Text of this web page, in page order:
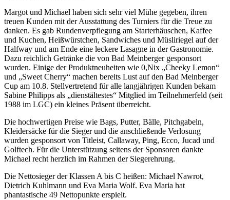
Margot und Michael haben sich sehr viel Mühe gegeben, ihren
treuen Kunden mit der Ausstattung des Turniers für die Treue zu
danken. Es gab Rundenverpflegung am Starterhäuschen, Kaffee
und Kuchen, Heißwürstchen, Sandwiches und Müsliriegel auf der
Halfway und am Ende eine leckere Lasagne in der Gastronomie.
Dazu reichlich Getränke die von Bad Meinberger gesponsort
wurden. Einige der Produktneuheiten wie 0,Nix „Cheeky Lemon“
und „Sweet Cherry“ machen bereits Lust auf den Bad Meinberger
Cup am 10.8. Stellvertretend für alle langjährigen Kunden bekam
Sabine Philipps als „dienstältestes“ Mitglied im Teilnehmerfeld (seit
1988 im LGC) ein kleines Präsent überreicht.
Die hochwertigen Preise wie Bags, Putter, Bälle, Pitchgabeln,
Kleidersäcke für die Sieger und die anschließende Verlosung
wurden gesponsort von Titleist, Callaway, Ping, Ecco, Jucad und
Golftech. Für die Unterstützung seitens der Sponsoren dankte
Michael recht herzlich im Rahmen der Siegerehrung.
Die Nettosieger der Klassen A bis C heißen: Michael Nawrot,
Dietrich Kuhlmann und Eva Maria Wolf. Eva Maria hat
phantastische 49 Nettopunkte erspielt.